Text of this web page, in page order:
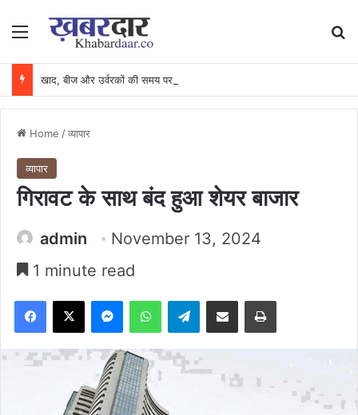
Menu
Home /व्यापार
व्यापार
गिरावट के साथ बंद हुआ शेयर बाजार
admin
November 13, 2024
1 minute read
Facebook
X MessengerWhatsAppTelegramShare via Email Print